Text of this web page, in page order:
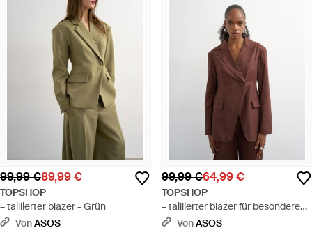
99,99 €89,99 €
TOPSHOP
– taillierter blazer - Grün
VonASOS
99,99 €64,99 €
TOPSHOP
– taillierter blazer für besondere
anlässe - Braun
VonASOS